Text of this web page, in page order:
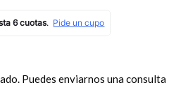
Puedes enviarnos una consulta